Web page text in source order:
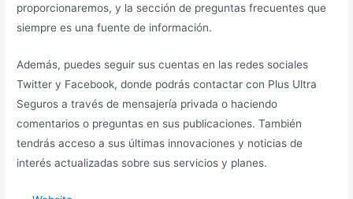
proporcionaremos, y la sección de preguntas frecuentes que
siempre es una fuente de información.
Además, puedes seguir sus cuentas en las redes sociales
Twitter y Facebook, donde podrás contactar con Plus Ultra
Seguros a través de mensajería privada o haciendo
comentarios o preguntas en sus publicaciones. También
tendrás acceso a sus últimas innovaciones y noticias de
interés actualizadas sobre sus servicios y planes.